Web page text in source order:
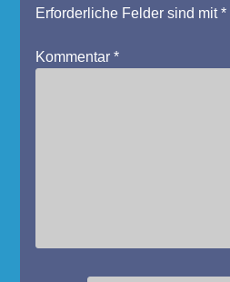
Erforderliche Felder sind mit*
Kommentar*